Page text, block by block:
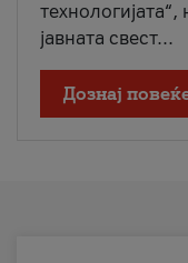
јавната свест...
Дознај